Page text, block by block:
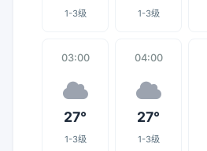
1-3级 1-3级
03:00
27°
1-3级
04:00
27°
1-3级